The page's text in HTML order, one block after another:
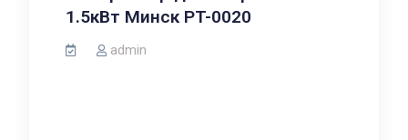
1.5кВт Минск PT-0020
admin